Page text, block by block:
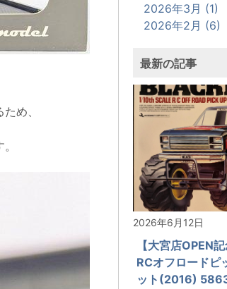
め、
2026年3月 (1)
2026年2月 (6)
最新の記事
2026年6月12日
【大宮店OPEN
RCオフロードピ
ット(2016)